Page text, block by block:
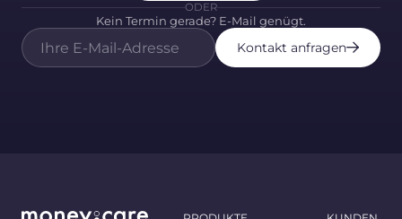
ODER
Kein Termin gerade? E-Mail genügt.
Kontakt anfragen